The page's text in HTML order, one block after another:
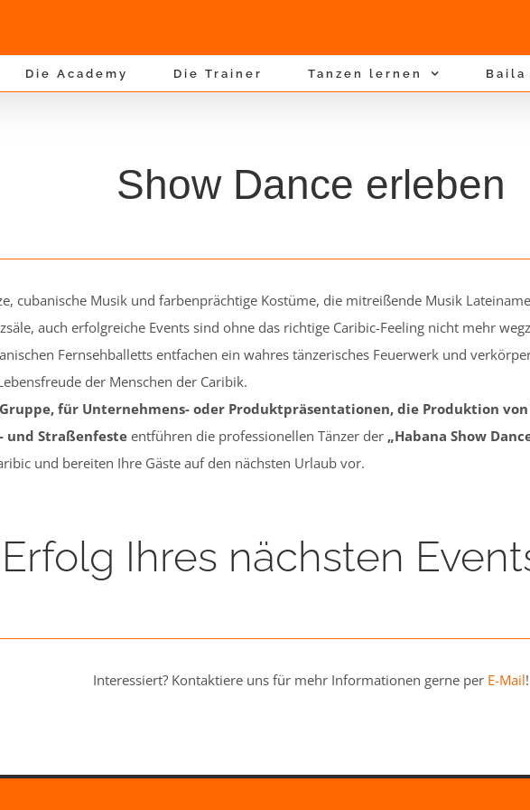
Die Academy Die Trainer Tanzen lernen Baila
Show Dance erleben
cubanische Musik und farbenprächtige Kostüme, die mitreißende Musik
auch erfolgreiche Events sind ohne das richtige Caribic-Feeling nicht mehr
Fernsehballetts entfachen ein wahres tänzerisches Feuerwerk und
der Menschen der Caribik.
für Unternehmens- oder Produktpräsentationen, die Produktion
und Straßenfeste entführen die professionellen Tänzer der „Habana Show
und bereiten Ihre Gäste auf den nächsten Urlaub vor.
Ihres nächsten
Interessiert? Kontaktiere uns für mehr Informationen gerne per E-Mail!